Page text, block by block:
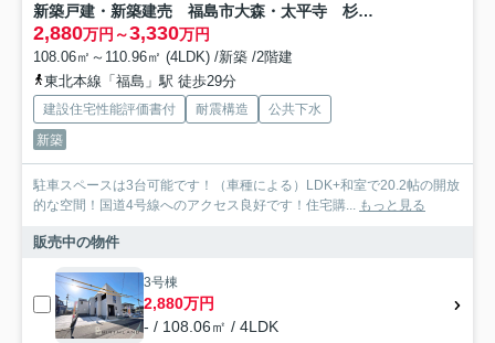
新築戸建・新築建売 福島市大森・太平寺 杉妻小・福島第一中
2,880万円～3,330万円
108.06㎡～110.96㎡ (4LDK) /新築 /2階建
東北本線「福島」駅 徒歩29分
建設住宅性能評価書付 耐震構造
公共下水
新築
駐車スペースは3台可能です！（車種による）LDK+和室で20.2帖の開放
的な空間！国道4号線へのアクセス良好です！住宅購...
もっと見る
販売中の物件
3号棟
2,880万円
- / 108.06㎡ / 4LDK